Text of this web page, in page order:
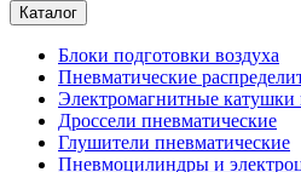
Каталог
Блоки подготовки воздуха
Пневматические
Электромагнитные катушки
Дроссели пневматические
Глушители пневматические
Пневмоцилиндры и